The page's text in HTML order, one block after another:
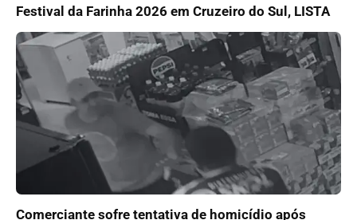
Festival da Farinha 2026 em Cruzeiro do Sul, LISTA
Comerciante sofre tentativa de homicídio após